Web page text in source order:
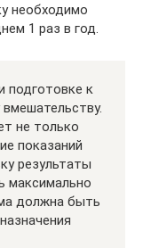
необходимо
1 раз в год.
подготовке к
вмешательству.
не только
показаний
результаты
максимально
должна быть